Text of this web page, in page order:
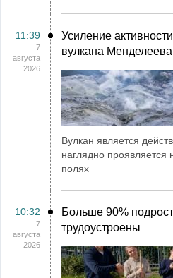
11:39
7
августа
2026
Усиление
вулкана Менделеева
Вулкан является
наглядно
полях
10:32
7
августа
2026
Больше 90%
трудоустроены